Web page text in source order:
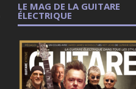
LE MAG DE LA GUITARE
ÉLECTRIQUE